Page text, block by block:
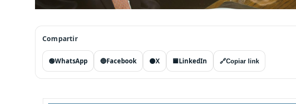
Compartir
🟢WhatsApp 🔵Facebook ⚫X 🟦LinkedIn 🔗Copiar link